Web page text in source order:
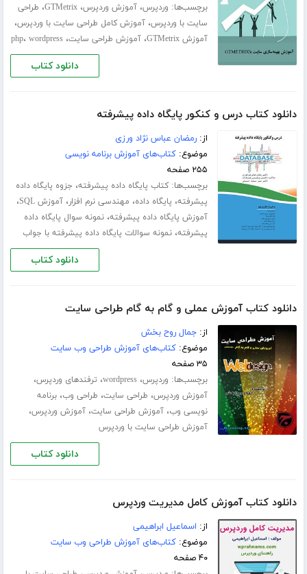
برچسب‌ها: وردپرس،آموزش وردپرس،GTMetrix، طراحی
سایت با وردپرس،آموزش کامل طراحی سایت با وردپرس،
آموزش GTMetrix ،آموزش طراحی سایت، php، wordpress
دانلود کتاب
دانلود کتاب درس و کنکور پایگاه داده پیشرفته
از:رمضان عباس نژاد ورزی
موضوع:کتاب‌های آموزش برنامه نویسی
۲۵۵ صفحه
برچسب‌ها:کتاب پایگاه داده پیشرفته، جزوه پایگاه داده
پیشرفته، پایگاه داده، مهندسی نرم افزار،آموزش SQL ،
آموزش پایگاه داده پیشرفته،نمونه سوال پایگاه داده
پیشرفته،نمونه سوالات پایگاه داده پیشرفته با جواب
دانلود کتاب
دانلود کتاب آموزش عملی و گام به گام طراحی سایت
از:جمال روح بخش
موضوع:کتاب‌های آموزش طراحی وب سایت
۳۵ صفحه
برچسب‌ها: وردپرس،wordpress، ترفندهای وردپرس،
آموزش وردپرس، طراحی سایت، طراحی وب،برنامه
نویسی وب،آموزش طراحی سایت،آموزش وردپرس،
آموزش طراحی سایت با وردپرس
دانلود کتاب
دانلود کتاب آموزش کامل مدیریت وردپرس
از: اسماعیل ابراهیمی
موضوع:کتاب‌های آموزش طراحی وب سایت
۴۰ صفحه